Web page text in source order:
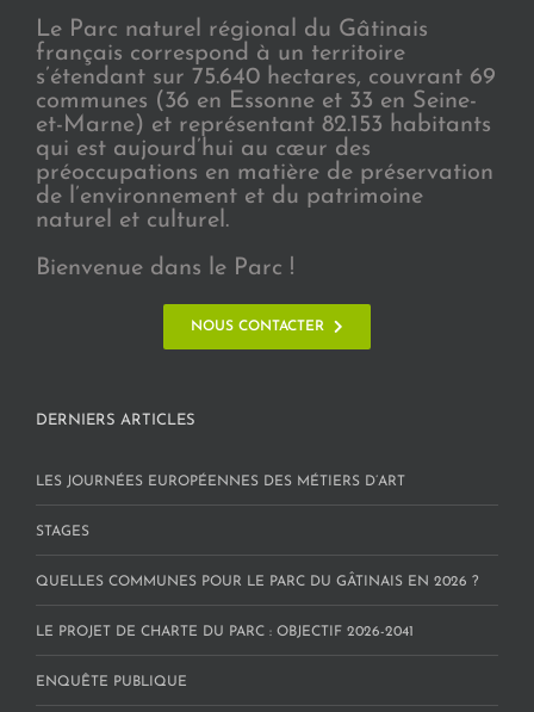
Le Parc naturel régional du Gâtinais
français correspond à un territoire
s’étendant sur 75.640 hectares, couvrant 69
communes (36 en Essonne et 33 en Seine-
et-Marne) et représentant 82.153 habitants
qui est aujourd’hui au cœur des
préoccupations en matière de préservation
de l’environnement et du patrimoine
naturel et culturel.
Bienvenue dans le Parc !
NOUS CONTACTER
DERNIERS ARTICLES
LES JOURNÉES EUROPÉENNES DES MÉTIERS D’ART
STAGES
QUELLES COMMUNES POUR LE PARC DU GÂTINAIS EN 2026 ?
LE PROJET DE CHARTE DU PARC : OBJECTIF 2026-2041
ENQUÊTE PUBLIQUE